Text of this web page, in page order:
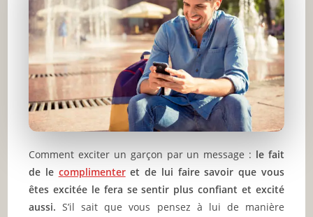
Comment exciter un garçon par un message : le fait
de le complimenteret de lui faire savoir que vous
êtes excitée le fera se sentir plus confiant et excité
aussi. S’il sait que vous pensez à lui de manière